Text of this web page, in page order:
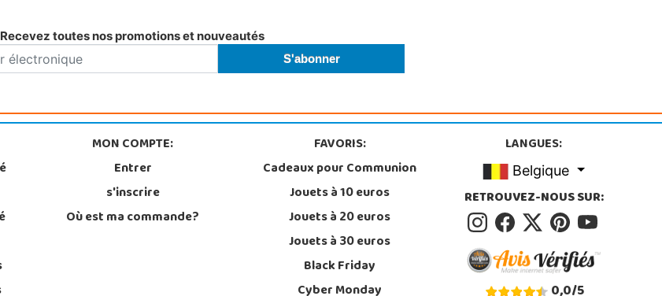
Recevez toutes nos promotions et nouveautés
MON COMPTE:
Entrer
s'inscrire
Où est ma commande?
FAVORIS:
Cadeaux pour Communion
Jouets à 10 euros
Jouets à 20 euros
Jouets à 30 euros
Black Friday
LANGUES:
Belgique
RETROUVEZ-NOUS SUR: